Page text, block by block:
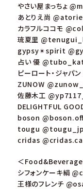
やさい屋まっちょ
あとりえ尚
カラフルココモ
琉夏里
gypsy✴︎spirit
占い 優
ピーロート・ジャ
ZUNOW
佐藤木工
DELIGHTFUL
boson
tougu @tougu_jp
cridas
＜
シフォンケーキ絹
王様のフレンチ